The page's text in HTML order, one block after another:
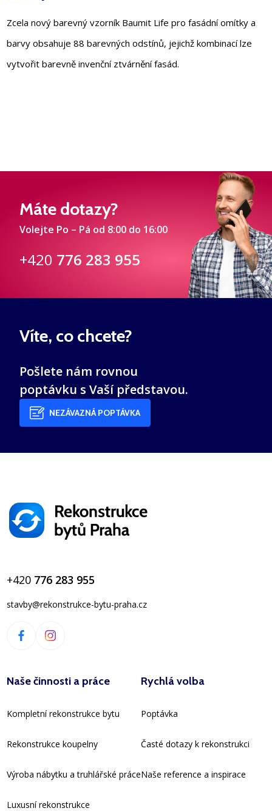
Zcela nový barevný vzorník Baumit Life pro fasádní omítky a
barvy obsahuje 88 barevných odstínů, jejichž kombinací lze
vytvořit barevně invenční ztvárnění fasád.
Máte dotazy?
Volejte Po – Pá od 8:00 do 16:00
+420 776 283 955
Víte, co chcete?
Pošlete nám rovnou
poptávku s Vaší představou.
NEZÁVAZNÁ POPTÁVKA
+420 776 283 955
stavby@rekonstrukce-bytu-praha.cz
Naše činnosti a práce
Kompletní rekonstrukce bytu
Rekonstrukce koupelny
Výroba nábytku a truhlářské práce
Luxusní rekonstrukce
Rychlá volba
Poptávka
Časté dotazy k rekonstrukci
Naše reference a inspirace